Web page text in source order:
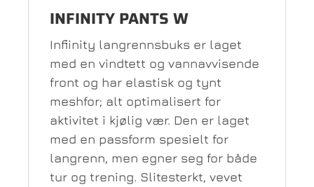
INFINITY PANTS W
Infiinity langrennsbuks er laget
med en vindtett og vannavvisende
front og har elastisk og tynt
meshfor; alt optimalisert for
aktivitet i kjølig vær. Den er laget
med en passform spesielt for
langrenn, men egner seg for både
tur og trening. Slitesterkt, vevet